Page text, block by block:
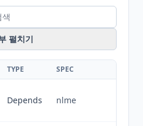
펼치기
TYPE SPEC
Depends nlme